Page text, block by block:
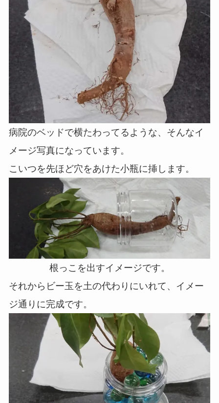
病院のベッドで横たわってるような、そんなイ
メージ写真になっています。
こいつを先ほど穴をあけた小瓶に挿します。
根っこを出すイメージです。
それからビー玉を土の代わりにいれて、イメー
ジ通りに完成です。